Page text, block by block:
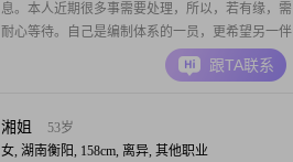
息。本人近期很多事需要处理，所以，若有缘，需
耐心等待。自己是编制体系的一员，更希望另一伴
也是编制体系，这样比较稳定、踏实。 非诚勿
扰！网络世界很虚拟，但，还是希望能遇到良人携
跟TA联系
湘姐
53岁
女, 湖南衡阳, 158cm, 离异, 其他职业